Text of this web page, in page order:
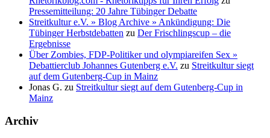
Pressemitteilung: 20 Jahre Tübinger Debatte
Streitkultur e.V. » Blog Archive » Ankündigung: Die
Tübinger Herbstdebatten zu Der Frischlingscup – die
Ergebnisse
Über Zombies, FDP-Politiker und olympiareifen Sex »
Debattierclub Johannes Gutenberg e.V. zu Streitkultur siegt
auf dem Gutenberg-Cup in Mainz
Jonas G. zu Streitkultur siegt auf dem Gutenberg-Cup in
Mainz
Archiv